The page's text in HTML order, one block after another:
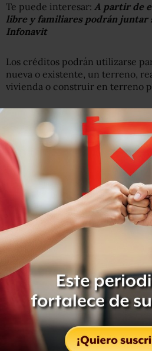
Te puede interesar: A partir de
libre y familiares podrán juntar
Infonavit
Los créditos podrán utilizarse
nueva o existente, un terreno,
vivienda o construir en terreno
“El ajuste aprobado no afectará
financieras de los créditos
originación y reglas de negocio
financiamiento en el Instituto”,